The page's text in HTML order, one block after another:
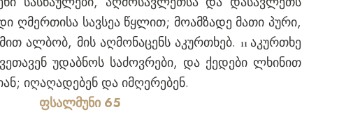
ღმერთისა სავსეა წყლით; მოამზადე მათი პური,
ალბობ, მის აღმონაცენს აკურთხებ. 11 აკურთხე
უდაბნოს საძოვრები, და ქედები ლხინით
იღაღადებენ და იმღერებენ.
ფსალმუნი 65